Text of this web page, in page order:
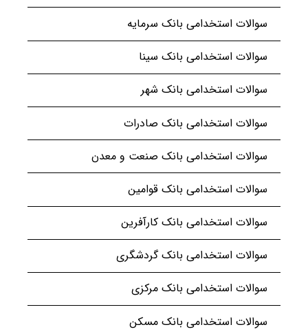
سوالات استخدامی بانک سرمایه
سوالات استخدامی بانک سینا
سوالات استخدامی بانک شهر
سوالات استخدامی بانک صادرات
سوالات استخدامی بانک صنعت و معدن
سوالات استخدامی بانک قوامین
سوالات استخدامی بانک کارآفرین
سوالات استخدامی بانک گردشگری
سوالات استخدامی بانک مرکزی
سوالات استخدامی بانک مسکن